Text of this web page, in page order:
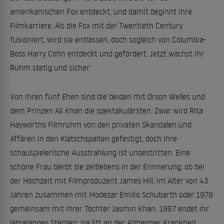
amerikanischen Fox entdeckt, und damit beginnt ihre
Filmkarriere. Als die Fox mit der Twentieth Century
fusioniert, wird sie entlassen, doch sogleich von Columbia-
Boss Harry Cohn entdeckt und gefördert. Jetzt wächst ihr
Ruhm stetig und sicher.
Von ihren fünf Ehen sind die beiden mit Orson Welles und
dem Prinzen Ali Khan die spektakulärsten. Zwar wird Rita
Hayworths Filmruhm von den privaten Skandalen und
Affären in den Klatschspalten gefestigt, doch ihre
schauspielerische Ausstrahlung ist unbestritten. Eine
schöne Frau bleibt sie zeitlebens in der Erinnerung, ob bei
der Hochzeit mit Filmproduzent James Hill, im Alter von 43
Jahren zusammen mit Modezar Emilio Schubarth oder 1978
gemeinsam mit ihrer Tochter Jasmin Khan. 1987 endet ihr